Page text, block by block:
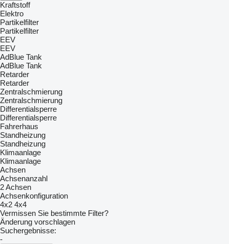
Kraftstoff
Elektro
Partikelfilter
Partikelfilter
EEV
EEV
AdBlue Tank
AdBlue Tank
Retarder
Retarder
Zentralschmierung
Zentralschmierung
Differentialsperre
Differentialsperre
Fahrerhaus
Standheizung
Standheizung
Klimaanlage
Klimaanlage
Achsen
Achsenanzahl
2 Achsen
Achsenkonfiguration
4x2 4x4
Vermissen Sie bestimmte Filter?
Änderung vorschlagen
Suchergebnisse:
-